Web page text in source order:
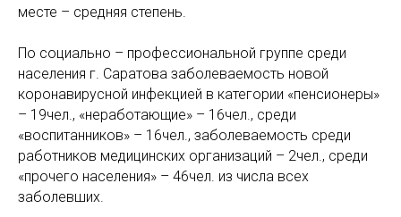
месте – средняя степень.
По социально – профессиональной группе среди
населения г. Саратова заболеваемость новой
коронавирусной инфекцией в категории «пенсионеры»
– 19чел., «неработающие» – 16чел., среди
«воспитанников» – 16чел., заболеваемость среди
работников медицинских организаций – 2чел., среди
«прочего населения» – 46чел. из числа всех
заболевших.